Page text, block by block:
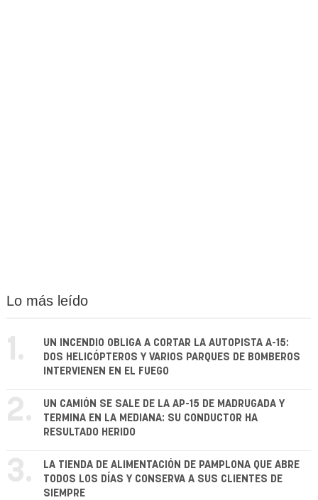
Lo más leído
1.
UN INCENDIO OBLIGA A CORTAR LA AUTOPISTA A-15:
DOS HELICÓPTEROS Y VARIOS PARQUES DE BOMBEROS
INTERVIENEN EN EL FUEGO
2.
UN CAMIÓN SE SALE DE LA AP-15 DE MADRUGADA Y
TERMINA EN LA MEDIANA: SU CONDUCTOR HA
RESULTADO HERIDO
3.
LA TIENDA DE ALIMENTACIÓN DE PAMPLONA QUE ABRE
TODOS LOS DÍAS Y CONSERVA A SUS CLIENTES DE
SIEMPRE